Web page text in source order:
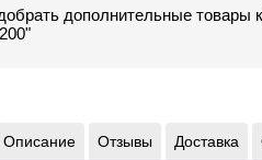
дополнительные товары
Описание Отзывы Доставка